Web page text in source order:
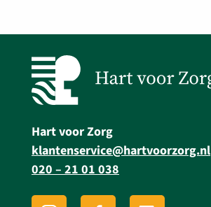
Hart voor Zorg
klantenservice@hartvoorzorg.nl
020 – 21 01 038